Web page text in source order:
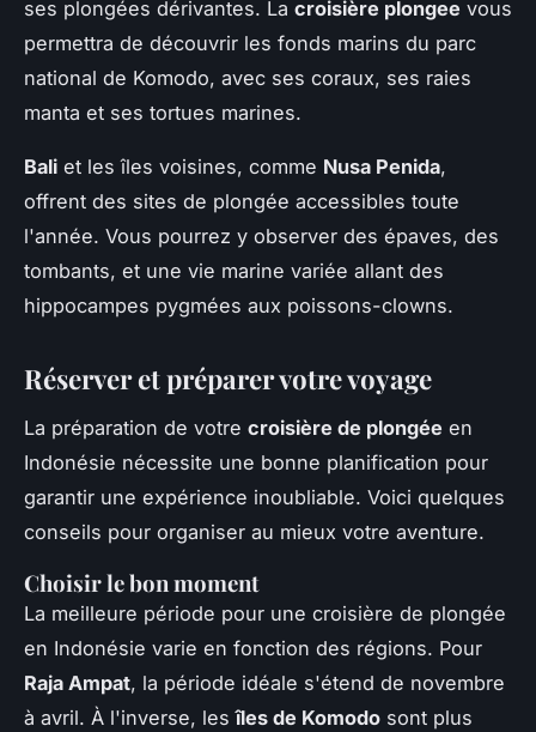
ses plongées dérivantes. La croisière plongee vous
permettra de découvrir les fonds marins du parc
national de Komodo, avec ses coraux, ses raies
manta et ses tortues marines.
Bali et les îles voisines, comme Nusa Penida,
offrent des sites de plongée accessibles toute
l'année. Vous pourrez y observer des épaves, des
tombants, et une vie marine variée allant des
hippocampes pygmées aux poissons-clowns.
Réserver et préparer votre voyage
La préparation de votre croisière de plongée en
Indonésie nécessite une bonne planification pour
garantir une expérience inoubliable. Voici quelques
conseils pour organiser au mieux votre aventure.
Choisir le bon moment
La meilleure période pour une croisière de plongée
en Indonésie varie en fonction des régions. Pour
Raja Ampat, la période idéale s'étend de novembre
à avril. À l'inverse, lesîles de Komodo sont plus